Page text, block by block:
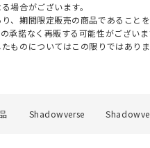
場合がございます。
、期間限定販売の商品であること
承諾なく再販する可能性がございま
ものについてはこの限りではありま
Shadowverse